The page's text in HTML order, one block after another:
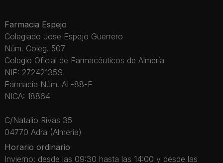
Farmacia Espejo
Colegiado Jose Espejo Guerrero
Núm. Coleg. 507
Colegio Oficial de Farmacéuticos de Almería
NIF: 27242135S
Farmacia Núm. AL-88-F
NICA: 18864
C/Natalio Rivas 35
04770 Adra (Almería)
Horario ordinario
Invierno: desde las 09:30 hasta las 14:00 y desde las